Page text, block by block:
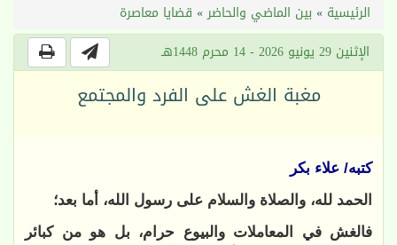
الرئيسية » بين الماضي والحاضر» قضايا معاصرة
الإثنين 29 يونيو 2026 - 14 محرم 1448هـ
مغبة الغش على الفرد والمجتمع
كتبه/ علاء بكر
الحمد لله، والصلاة والسلام على رسول الله، أما بعد؛
فالغش في المعاملات والبيوع حرام، بل هو من كبائر